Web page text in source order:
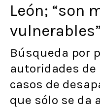
León; “son
vulnerables”
Búsqueda por
autoridades de
casos de
que sólo se da